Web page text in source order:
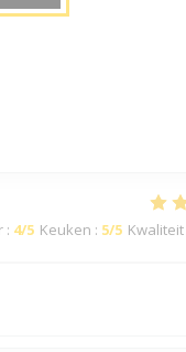
: 4/5 Keuken : 5/5